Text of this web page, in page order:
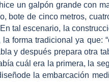
un galpón grande con
bote de cinco metros,
tal escenario, la
forma tradicional ya que:
y después prepara otra
cuál era la primera, la
la embarcación